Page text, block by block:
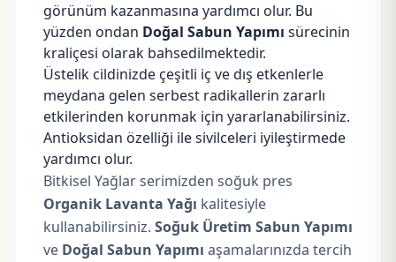
görünüm kazanmasına yardımcı olur. Bu
yüzden ondan Doğal Sabun Yapımı sürecinin
kraliçesi olarak bahsedilmektedir.
Üstelik cildinizde çeşitli iç ve dış etkenlerle
meydana gelen serbest radikallerin zararlı
etkilerinden korunmak için yararlanabilirsiniz.
Antioksidan özelliği ile sivilceleri iyileştirmede
yardımcı olur.
Bitkisel Yağlar serimizden soğuk pres
Organik Lavanta Yağı kalitesiyle
kullanabilirsiniz. Soğuk Üretim Sabun Yapımı
ve Doğal Sabun Yapımı aşamalarınızda tercih